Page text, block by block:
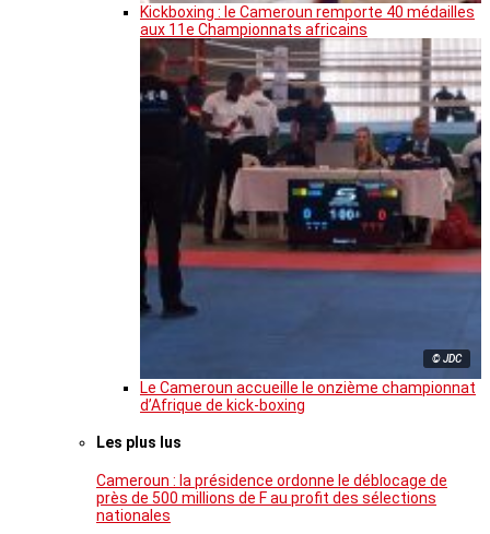
Kickboxing : le Cameroun remporte 40 médailles
aux 11e Championnats africains
© JDC
Le Cameroun accueille le onzième championnat
d’Afrique de kick-boxing
Les plus lus
Cameroun : la présidence ordonne le déblocage de
près de 500 millions de F au profit des sélections
nationales